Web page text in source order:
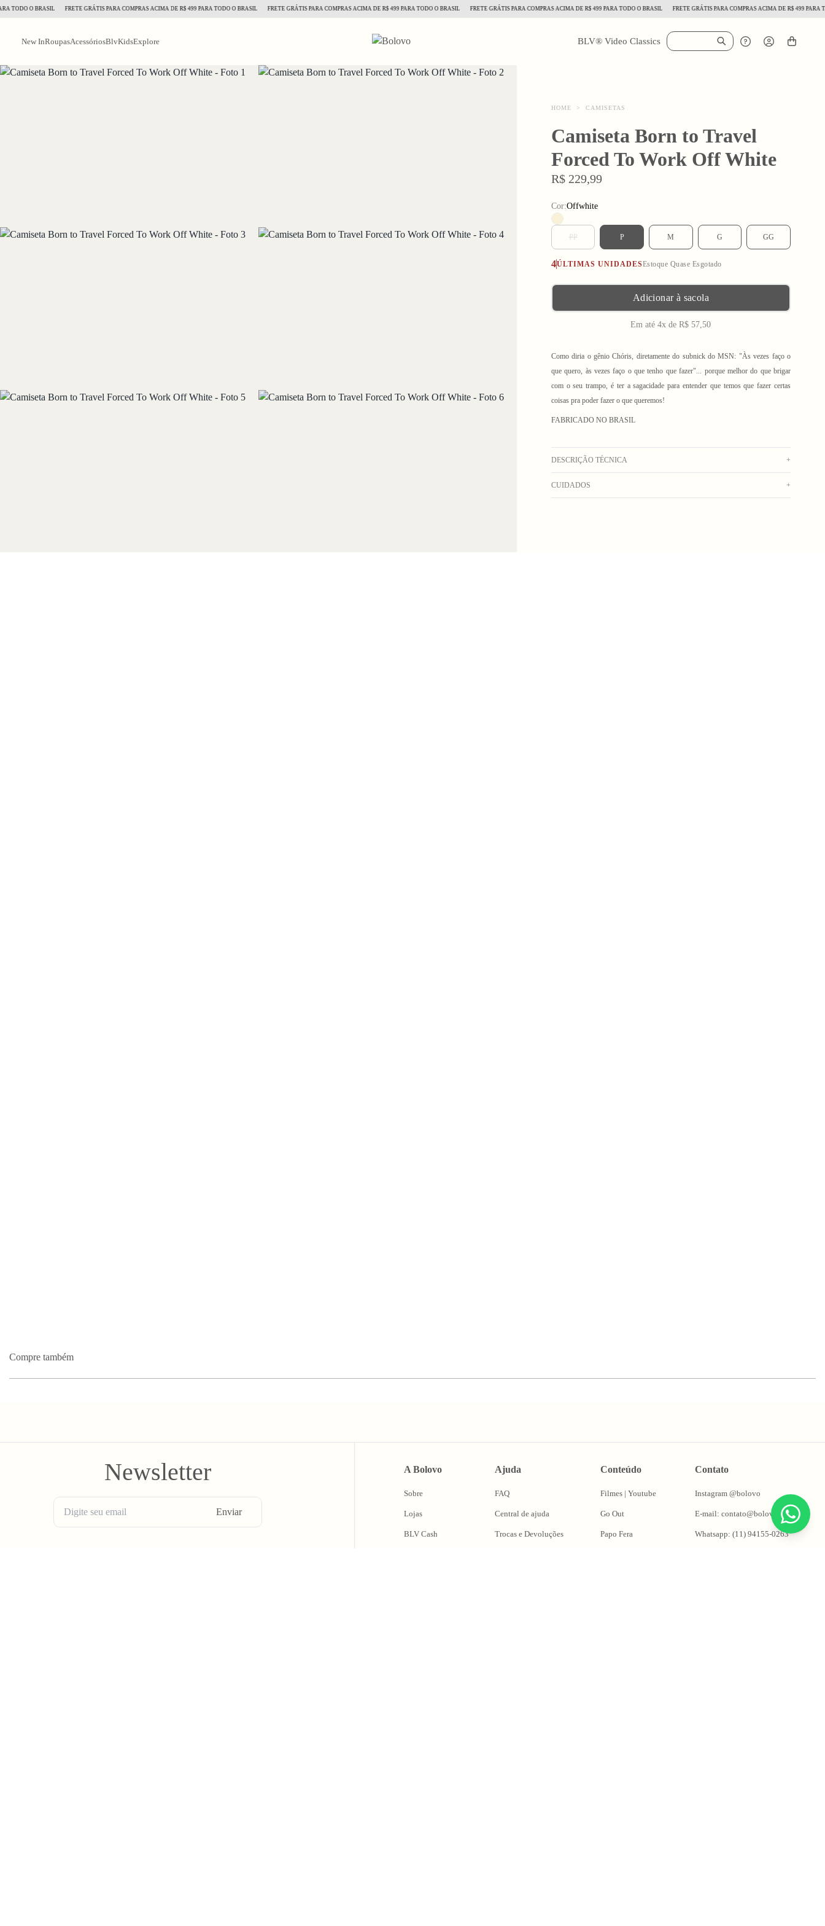
O BRASIL FRETE GRÁTIS PARA COMPRAS ACIMA DE R$ 499 PARA TODO O BRASIL FRETE GRÁTIS PARA COMPRAS ACIMA DE R$ 499 PARA TODO O BRASIL FRETE GRÁTIS PARA COMPRAS ACIMA DE R$ 499 PARA TODO O BRASIL FRETE GRÁTIS PARA COMPRAS ACIMA DE R$ 499 PARA TODO
New InRoupasAcessóriosBlvKidsExplore BLV® Video Classics
HOME > CAMISETAS
Camiseta Born to Travel
Forced To Work Off White
R$ 229,99
Cor:Offwhite
PP P M G GG
4ÚLTIMAS UNIDADESEstoque Quase Esgotado
Adicionar à sacola
Em até 4x de R$ 57,50
Como diria o gênio Chóris, diretamente do subnick do MSN: "Às vezes faço o
que quero, às vezes faço o que tenho que fazer"... porque melhor do que brigar
com o seu trampo, é ter a sagacidade para entender que temos que fazer certas
coisas pra poder fazer o que queremos!
FABRICADO NO BRASIL
DESCRIÇÃO TÉCNICA +
Camiseta off white com estampa em silk azul e rosa centralizada na frente.
CUIDADOS +
Compre também
Newsletter
Enviar
A Bolovo
Sobre
Lojas
BLV Cash
Ajuda
FAQ
Central de ajuda
Trocas e Devoluções
Conteúdo
Filmes | Youtube
Go Out
Papo Fera
Contato
Instagram @bolovo
E-mail: contato@bolovo.com.br
Whatsapp: (11) 94155-0263